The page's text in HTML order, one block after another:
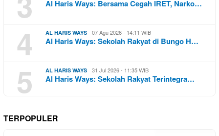
Al Haris Ways: Bersama Cegah IRET, Narko…
4 AL HARIS WAYS 07 Agu 2026 - 14:11 WIB
Al Haris Ways: Sekolah Rakyat di Bungo H…
5 AL HARIS WAYS 31 Jul 2026 - 11:35 WIB
Al Haris Ways: Sekolah Rakyat Terintegra…
TERPOPULER